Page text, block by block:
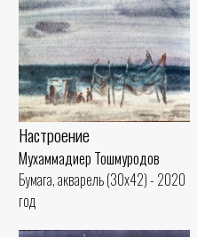
Настроение
Мухаммадиер Тошмуродов
Бумага, акварель (30x42) - 2020
год